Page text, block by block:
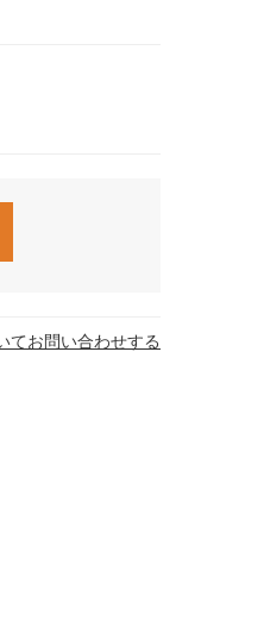
てお問い合わせする